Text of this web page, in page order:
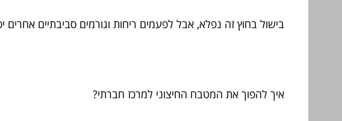
בישול בחוץ זה נפלא, אבל לפעמים ריחות וגורמים סביבתיים אחרים
איך להפוך את המטבח החיצוני למרכז חברתי?